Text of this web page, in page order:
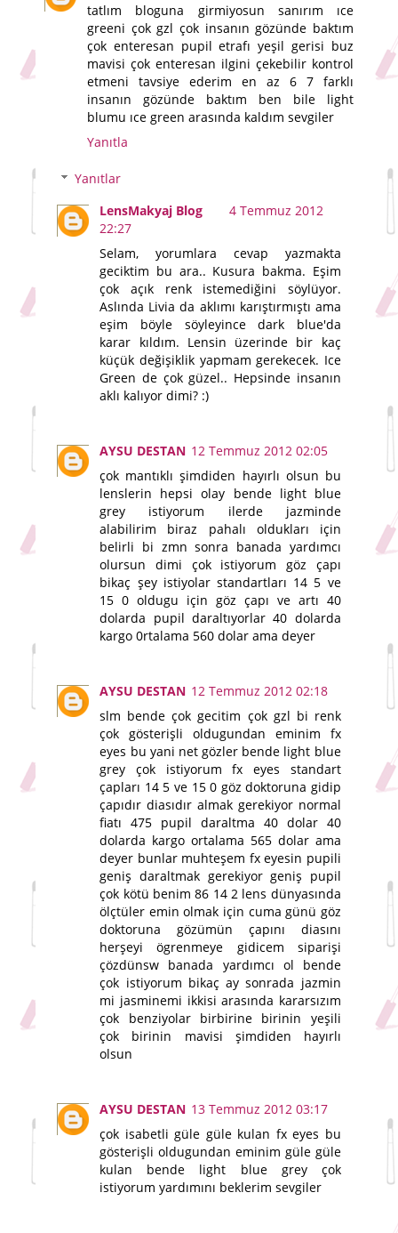
tatlım bloguna girmiyosun sanırım ıce
greeni çok gzl çok insanın gözünde baktım
çok enteresan pupil etrafı yeşil gerisi buz
mavisi çok enteresan ilgini çekebilir kontrol
etmeni tavsiye ederim en az 6 7 farklı
insanın gözünde baktım ben bile light
blumu ıce green arasında kaldım sevgiler
Yanıtla
Yanıtlar
LensMakyaj Blog
4 Temmuz 2012
22:27
Selam, yorumlara cevap yazmakta
geciktim bu ara.. Kusura bakma. Eşim
çok açık renk istemediğini söylüyor.
Aslında Livia da aklımı karıştırmıştı ama
eşim böyle söyleyince dark blue'da
karar kıldım. Lensin üzerinde bir kaç
küçük değişiklik yapmam gerekecek. Ice
Green de çok güzel.. Hepsinde insanın
aklı kalıyor dimi? :)
AYSU DESTAN 12 Temmuz 2012 02:05
çok mantıklı şimdiden hayırlı olsun bu
lenslerin hepsi olay bende light blue
grey istiyorum ilerde jazminde
alabilirim biraz pahalı oldukları için
belirli bi zmn sonra banada yardımcı
olursun dimi çok istiyorum göz çapı
bikaç şey istiyolar standartları 14 5 ve
15 0 oldugu için göz çapı ve artı 40
dolarda pupil daraltıyorlar 40 dolarda
kargo 0rtalama 560 dolar ama deyer
AYSU DESTAN 12 Temmuz 2012 02:18
slm bende çok gecitim çok gzl bi renk
çok gösterişli oldugundan eminim fx
eyes bu yani net gözler bende light blue
grey çok istiyorum fx eyes standart
çapları 14 5 ve 15 0 göz doktoruna gidip
çapıdır diasıdır almak gerekiyor normal
fiatı 475 pupil daraltma 40 dolar 40
dolarda kargo ortalama 565 dolar ama
deyer bunlar muhteşem fx eyesin pupili
geniş daraltmak gerekiyor geniş pupil
çok kötü benim 86 14 2 lens dünyasında
ölçtüler emin olmak için cuma günü göz
doktoruna gözümün çapını diasını
herşeyi ögrenmeye gidicem siparişi
çözdünsw banada yardımcı ol bende
çok istiyorum bikaç ay sonrada jazmin
mi jasminemi ikkisi arasında kararsızım
çok benziyolar birbirine birinin yeşili
çok birinin mavisi şimdiden hayırlı
olsun
AYSU DESTAN 13 Temmuz 2012 03:17
çok isabetli güle güle kulan fx eyes bu
gösterişli oldugundan eminim güle güle
kulan bende light blue grey çok
istiyorum yardımını beklerim sevgiler